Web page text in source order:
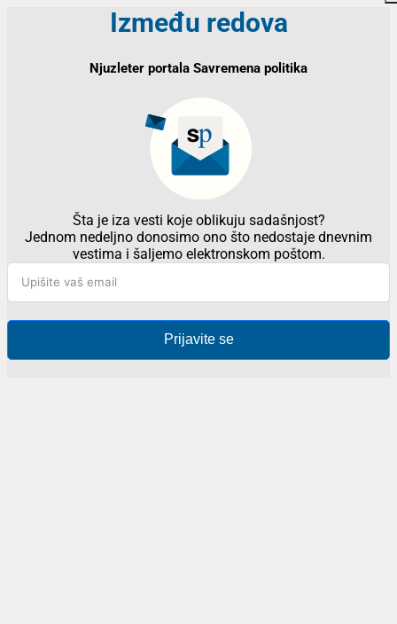
Između redova
Njuzleter portala Savremena politika
Šta je iza vesti koje oblikuju sadašnjost?
Jednom nedeljno donosimo ono što nedostaje dnevnim
vestima i šaljemo elektronskom poštom.
Prijavite se